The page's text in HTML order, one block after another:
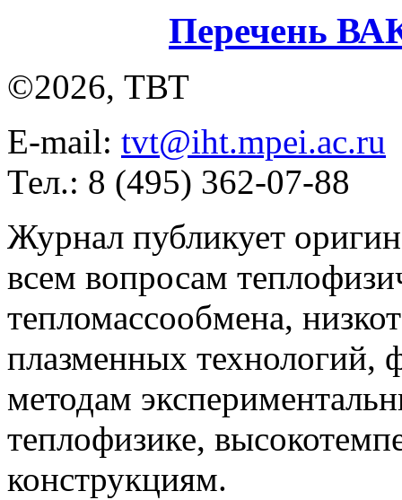
Перечень
©2026, ТВТ
E-mail: tvt@iht.mpei.ac.ru
Тел.: 8 (495) 362-07-88
Журнал публикует
всем вопросам
тепломассообмена,
плазменных технологий,
методам
теплофизике,
конструкциям.